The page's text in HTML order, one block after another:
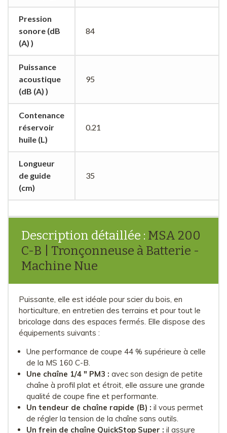
Pression
sonore (dB
(A) )
84
Puissance
acoustique
(dB (A) )
95
Contenance
réservoir
huile (L)
0.21
Longueur
de guide
(cm)
35
Description détaillée : MSA 200
C-B | Tronçonneuse à Batterie -
Machine Nue
Puissante, elle est idéale pour scier du bois, en
horticulture, en entretien des terrains et pour tout le
bricolage dans des espaces fermés. Elle dispose des
équipements suivants :
Une performance de coupe 44 % supérieure à celle
de la MS 160 C-B.
Une chaîne 1/4 " PM3 : avec son design de petite
chaîne à profil plat et étroit, elle assure une grande
qualité de coupe fine et performante.
Un tendeur de chaîne rapide (B) : il vous permet
de régler la tension de la chaîne sans outils.
Un frein de chaîne QuickStop Super : il assure